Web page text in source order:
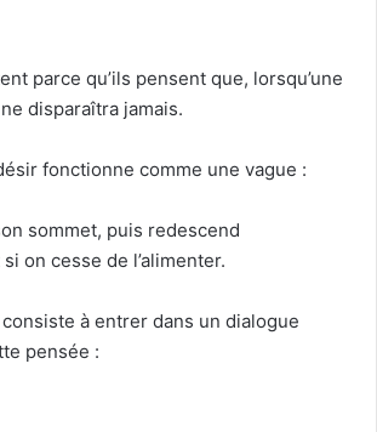
parce qu’ils pensent que, lorsqu’une
disparaîtra jamais.
fonctionne comme une vague :
sommet, puis redescend
on cesse de l’alimenter.
à entrer dans un dialogue
pensée :